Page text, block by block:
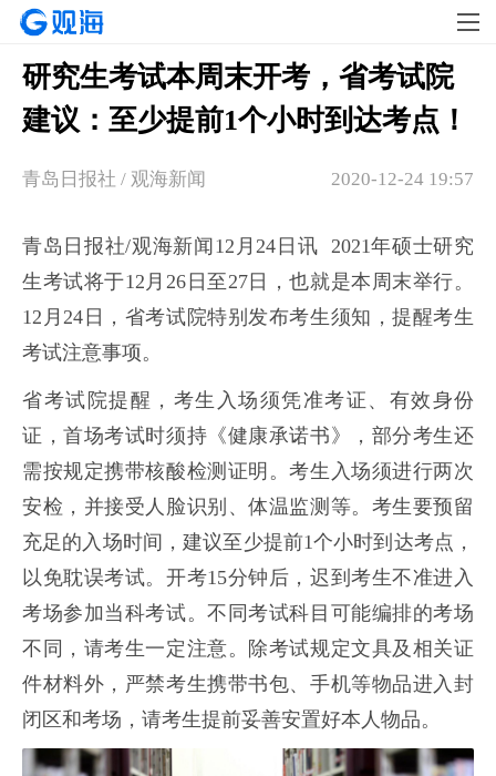
研究生考试本周末开考，省考试院
建议：至少提前1个小时到达考点！
2020-12-24 19:57
青岛日报社 / 观海新闻
青岛日报社/观海新闻12月24日讯 2021年硕士研究
生考试将于12月26日至27日，也就是本周末举行。
12月24日，省考试院特别发布考生须知，提醒考生
考试注意事项。
省考试院提醒，考生入场须凭准考证、有效身份
证，首场考试时须持《健康承诺书》，部分考生还
需按规定携带核酸检测证明。考生入场须进行两次
安检，并接受人脸识别、体温监测等。考生要预留
充足的入场时间，建议至少提前1个小时到达考点，
以免耽误考试。开考15分钟后，迟到考生不准进入
考场参加当科考试。不同考试科目可能编排的考场
不同，请考生一定注意。除考试规定文具及相关证
件材料外，严禁考生携带书包、手机等物品进入封
闭区和考场，请考生提前妥善安置好本人物品。